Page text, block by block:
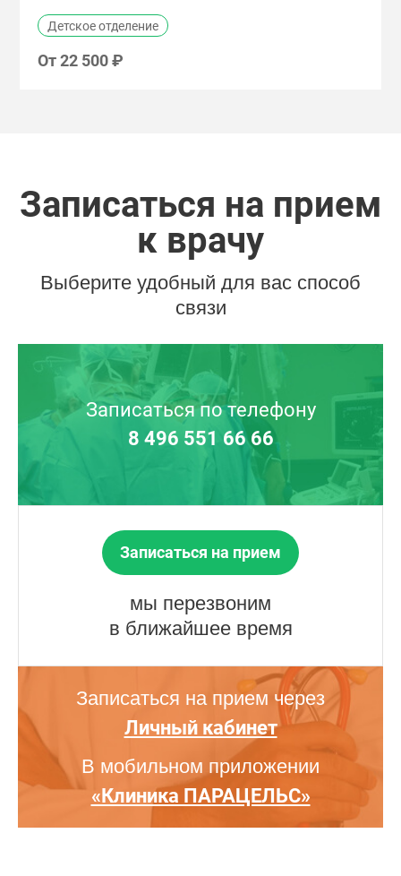
Детское отделение
От22 500 ₽
Записаться на прием
к врачу
Выберите удобный для вас способ
связи
Записаться по телефону
8 496 551 66 66
Записаться на прием
мы перезвоним
в ближайшее время
Записаться на прием через
Личный кабинет
В мобильном приложении
«Клиника ПАРАЦЕЛЬС»